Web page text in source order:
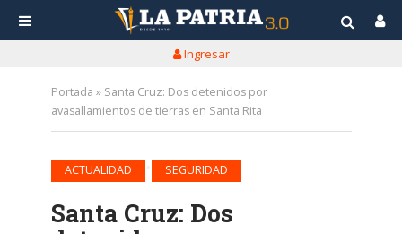
Ingresar
Portada » Santa Cruz: Dos detenidos por
avasallamientos de tierras en Santa Rita
ACTUALIDAD SEGURIDAD
Santa Cruz: Dos